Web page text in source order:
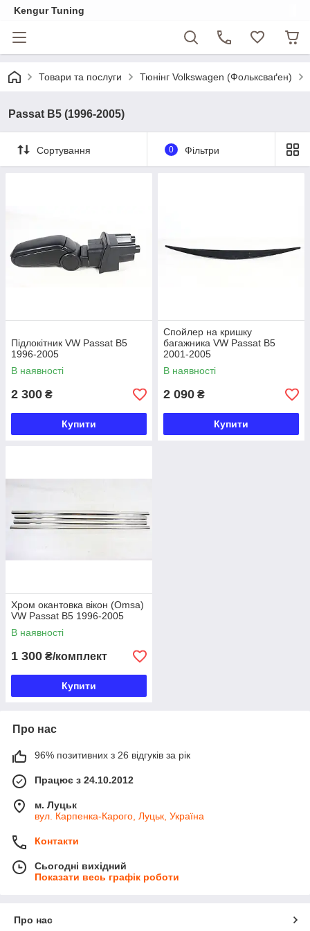
Kengur Tuning
Товари та послуги Тюнінг Volkswagen (Фольксваґен)
Passat B5 (1996-2005)
Сортування 0 Фільтри
Підлокітник VW Passat B5
1996-2005
В наявності
2 300 ₴
Купити
Спойлер на кришку
багажника VW Passat B5
2001-2005
В наявності
2 090 ₴
Купити
Хром окантовка вікон (Omsa)
VW Passat B5 1996-2005
В наявності
1 300 ₴/комплект
Купити
Про нас
96% позитивних з 26 відгуків за рік
Працює з 24.10.2012
м. Луцьк
вул. Карпенка-Карого, Луцьк, Україна
Контакти
Сьогодні вихідний
Показати весь графік роботи
Про нас